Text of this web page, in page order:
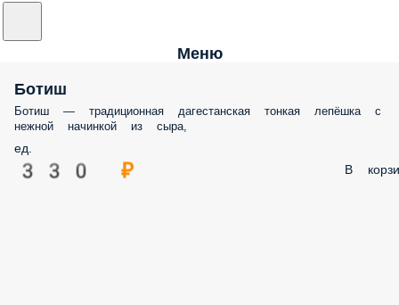
Меню
Ботиш
Ботиш — традиционная дагестанская тонкая лепёшка с
нежной начинкой из сыра,
ед.
330 ₽ В